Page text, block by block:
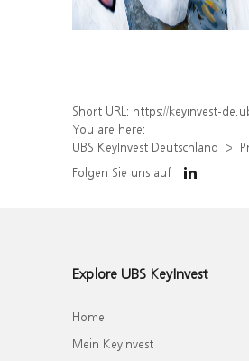
Short URL: https://keyinvest-de.ubs.com/produkt/detail/
You are here:
UBS KeyInvest Deutschland
Folgen Sie uns auf
Explore UBS KeyInvest
Home
Mein KeyInvest